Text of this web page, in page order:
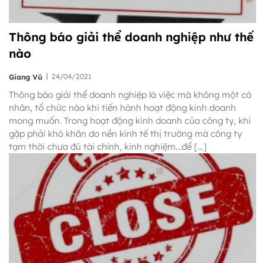
Thông báo giải thể doanh nghiệp như thế
nào
Giang Vũ | 24/04/2021
Thông báo giải thể doanh nghiệp là việc mà không một cá
nhân, tổ chức nào khi tiến hành hoạt động kinh doanh
mong muốn. Trong hoạt động kinh doanh của công ty, khi
gặp phải khó khăn do nền kinh tế thị trường mà công ty
tạm thời chưa đủ tài chính, kinh nghiệm…để […]